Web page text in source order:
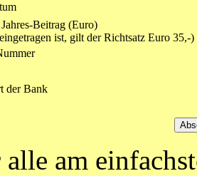
Beitrag (Euro)
ist, gilt der Richtsatz Euro 35,-)
der Bank
am